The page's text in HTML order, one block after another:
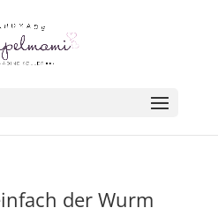
der Wurm